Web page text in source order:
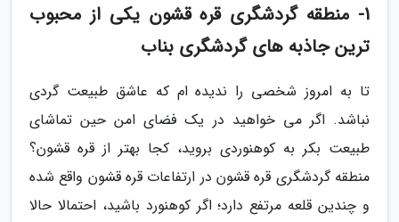
1- منطقه گردشگری قره قشون یکی از محبوب
ترین جاذبه های گردشگری بناب
تا به امروز شخصی را ندیده ام که عاشق طبیعت گردی
نباشد. اگر می خواهید در یک فضای امن حین تماشای
طبیعت بکر به کوهنوردی بروید، کجا بهتر از قره قشون؟
منطقه گردشگری قره قشون در ارتفاعات قره قشون واقع شده
و چندین قلعه مرتفع دارد؛ اگر کوهنورد باشید، احتمالا حالا